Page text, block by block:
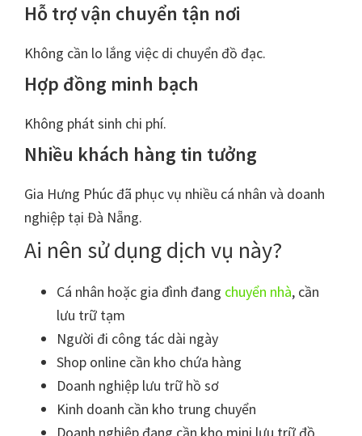
Hỗ trợ vận chuyển tận nơi
Không cần lo lắng việc di chuyển đồ đạc.
Hợp đồng minh bạch
Không phát sinh chi phí.
Nhiều khách hàng tin tưởng
Gia Hưng Phúc đã phục vụ nhiều cá nhân và doanh
nghiệp tại Đà Nẵng.
Ai nên sử dụng dịch vụ này?
Cá nhân hoặc gia đình đang chuyển nhà, cần
lưu trữ tạm
Người đi công tác dài ngày
Shop online cần kho chứa hàng
Doanh nghiệp lưu trữ hồ sơ
Kinh doanh cần kho trung chuyển
Doanh nghiệp đang cần kho mini lưu trữ đồ